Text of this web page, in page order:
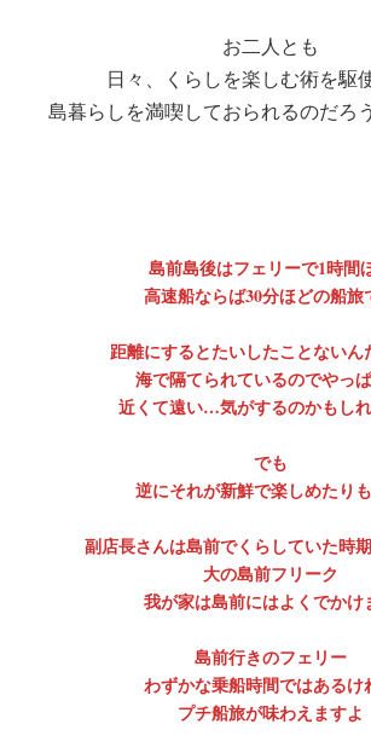
お二人とも
日々、くらしを楽しむ術を駆
島暮らしを満喫しておられるのだろ
島前島後はフェリーで1時間
高速船ならば30分ほどの船旅
距離にするとたいしたことないん
海で隔てられているのでやっ
近くて遠い…気がするのかもし
でも
逆にそれが新鮮で楽しめたり
副店長さんは島前でくらしていた時
大の島前フリーク
我が家は島前にはよくでかけ
島前行きのフェリー
わずかな乗船時間ではあるけ
プチ船旅が味わえますよ